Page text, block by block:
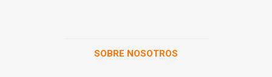
SOBRE NOSOTROS